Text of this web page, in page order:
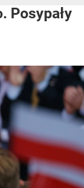
Posypały